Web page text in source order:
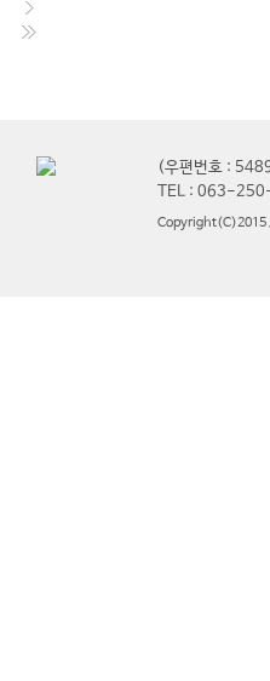
(우편번호 :
TEL : 063-
Copyright(C)2015